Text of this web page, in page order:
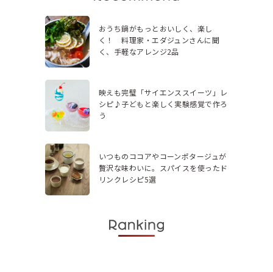
おうち鍋がもっとおいしく、楽し
く！ 料理家・エダジュンさんに聞
く、手軽なアレンジ2品
映えも完璧「サイエンススイーツ」レ
シピ♪子どもと楽しく実験感覚で作ろ
う
いつものココアやコーンポタージュが
贅沢な味わいに。スパイスを使ったド
リンクレシピ5選